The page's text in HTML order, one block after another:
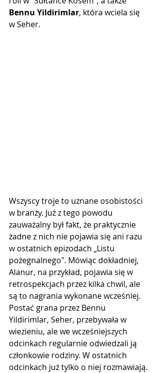
Bennu Yildirimlar, która wciela się
w Seher.
Wszyscy troje to uznane osobistości
w branży. Już z tego powodu
zauważalny był fakt, że praktycznie
żadne z nich nie pojawia się ani razu
w ostatnich epizodach „Listu
pożegnalnego". Mówiąc dokładniej,
Alanur, na przykład, pojawia się w
retrospekcjach przez kilka chwil, ale
są to nagrania wykonane wcześniej.
Postać grana przez Bennu
Yildirimlar, Seher, przebywała w
wiezieniu, ale we wcześniejszych
odcinkach regularnie odwiedzali ją
członkowie rodziny. W ostatnich
odcinkach już tylko o niej rozmawiają.